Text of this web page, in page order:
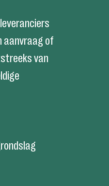
aanvraag of
van